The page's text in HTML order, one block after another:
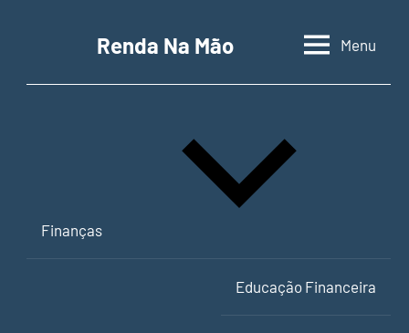
conteúdo
Renda Na Mão
Contabilidade,
empreendedorismo
Menu
Finanças
Educação Financeira